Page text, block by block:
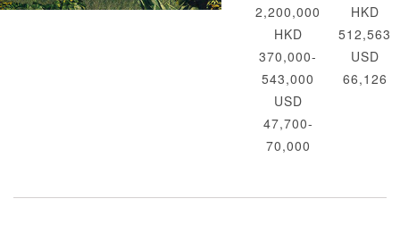
2,200,000
HKD
370,000-
543,000
USD
47,700-
70,000
HKD
512,563
USD
66,126